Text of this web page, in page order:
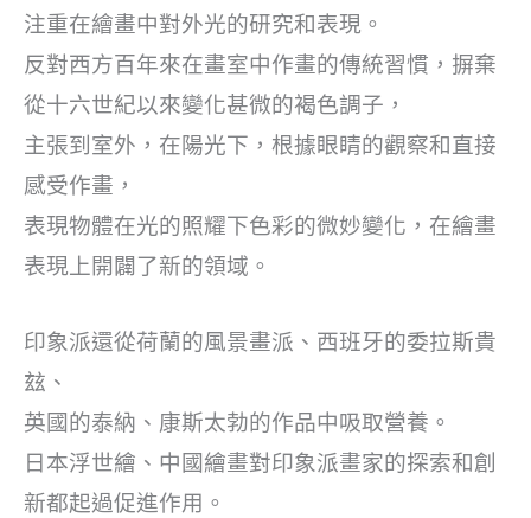
注重在繪畫中對外光的研究和表現。
反對西方百年來在畫室中作畫的傳統習慣，摒棄
從十六世紀以來變化甚微的褐色調子，
主張到室外，在陽光下，根據眼睛的觀察和直接
感受作畫，
表現物體在光的照耀下色彩的微妙變化，在繪畫
表現上開闢了新的領域。
印象派還從荷蘭的風景畫派、西班牙的委拉斯貴
玆、
英國的泰納、康斯太勃的作品中吸取營養。
日本浮世繪、中國繪畫對印象派畫家的探索和創
新都起過促進作用。